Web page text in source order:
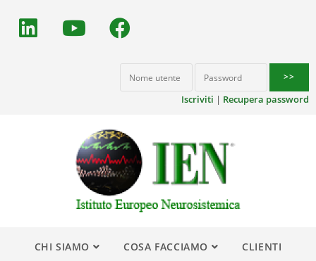
Iscriviti | Recupera password
CHI SIAMO COSA FACCIAMO
CLIENTI